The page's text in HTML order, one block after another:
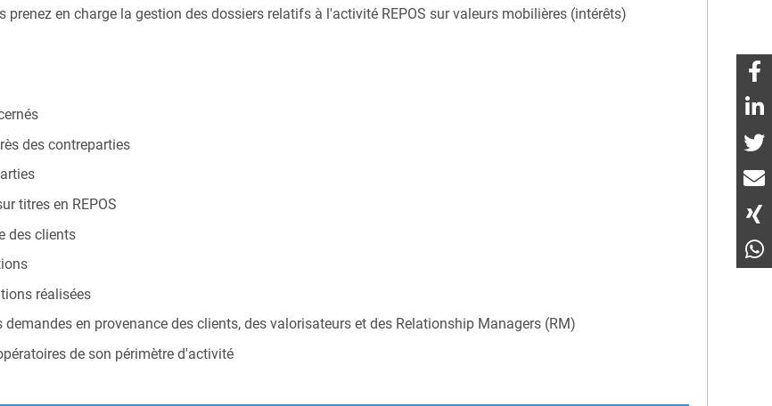
prenez en charge la gestion des dossiers relatifs à l'activité REPOS sur valeurs mobilières (intérêts)
des contreparties
titres en REPOS
des clients
réalisées
en provenance des clients, des valorisateurs et des Relationship Managers (RM)
de son périmètre d'activité